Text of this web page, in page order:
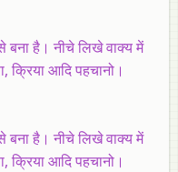
बना है। नीचे लिखे वाक्य में
क्रिया आदि पहचानो।
बना है। नीचे लिखे वाक्य में
क्रिया आदि पहचानो।